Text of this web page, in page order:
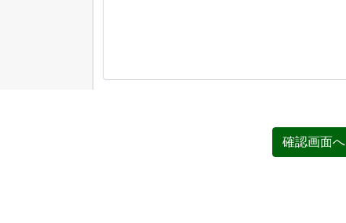
確認画面へ